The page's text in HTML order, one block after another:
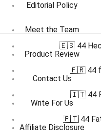
Editorial Policy
Meet the Team
Product Review
Contact Us
Write For Us
Affiliate Disclosure
🇪🇸 44
🇫🇷 44
🇮🇹 44
🇵🇹 44